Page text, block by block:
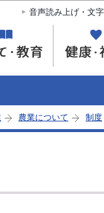
文へ移動
音声読み上げ・文
農業について 制度